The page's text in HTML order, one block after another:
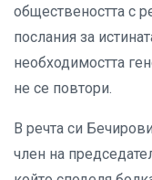
обществеността с
послания за
необходимостта
не се повтори.
В речта си
член на